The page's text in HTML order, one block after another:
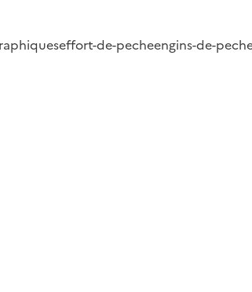
effort-de-pecheengins-de-